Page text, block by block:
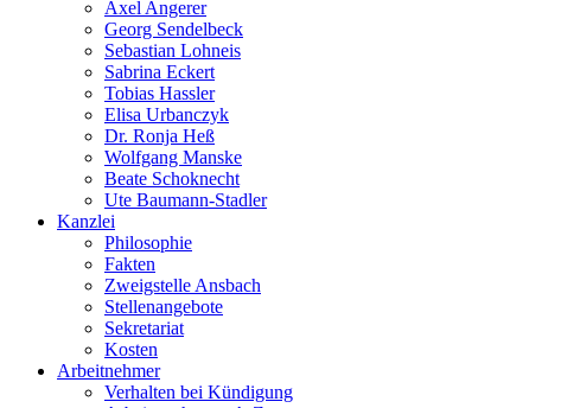
Axel Angerer
Georg Sendelbeck
Sebastian Lohneis
Sabrina Eckert
Tobias Hassler
Elisa Urbanczyk
Dr. Ronja Heß
Wolfgang Manske
Beate Schoknecht
Ute Baumann-Stadler
Kanzlei
Philosophie
Fakten
Zweigstelle Ansbach
Stellenangebote
Sekretariat
Kosten
Arbeitnehmer
Verhalten bei Kündigung